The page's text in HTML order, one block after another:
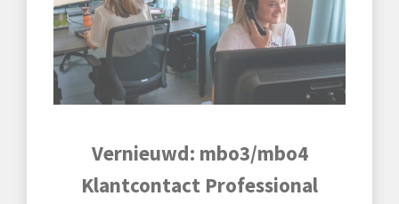
Vernieuwd: mbo3/mbo4
Klantcontact Professional